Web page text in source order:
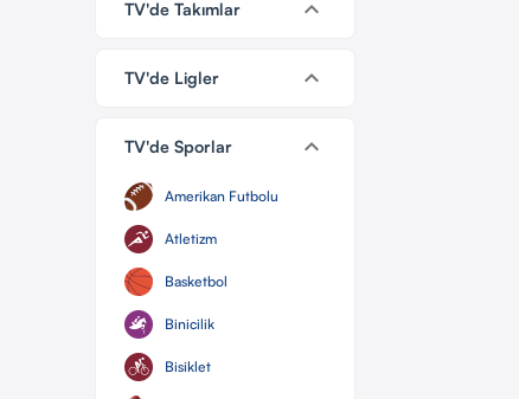
TV'de Takımlar keyboard_arrow_down
TV'de Ligler keyboard_arrow_down
TV'de Sporlar keyboard_arrow_down
Amerikan Futbolu
Atletizm
Basketbol
Binicilik
Bisiklet